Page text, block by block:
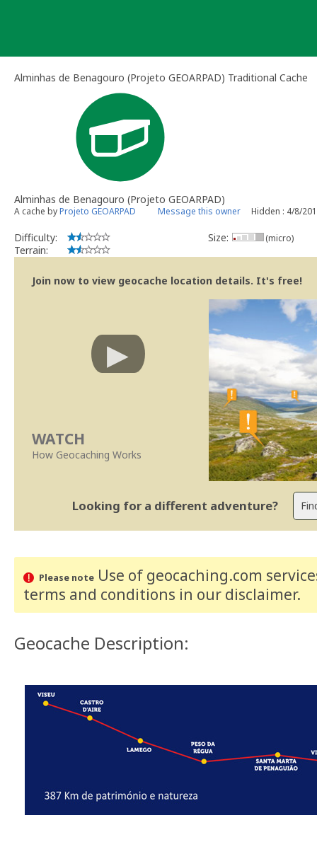
Alminhas de Benagouro (Projeto GEOARPAD) Traditional Cache
Alminhas de Benagouro (Projeto GEOARPAD)
A cache byProjeto GEOARPAD Message this owner Hidden : 4/8/
Difficulty:
Terrain:
Size: (micro)
Join now to view geocache location details. It's free!
WATCH
How Geocaching Works
Looking for a different adventure?
Please noteUse of geocaching.com
terms and conditions in our disclaimer.
Geocache Description: